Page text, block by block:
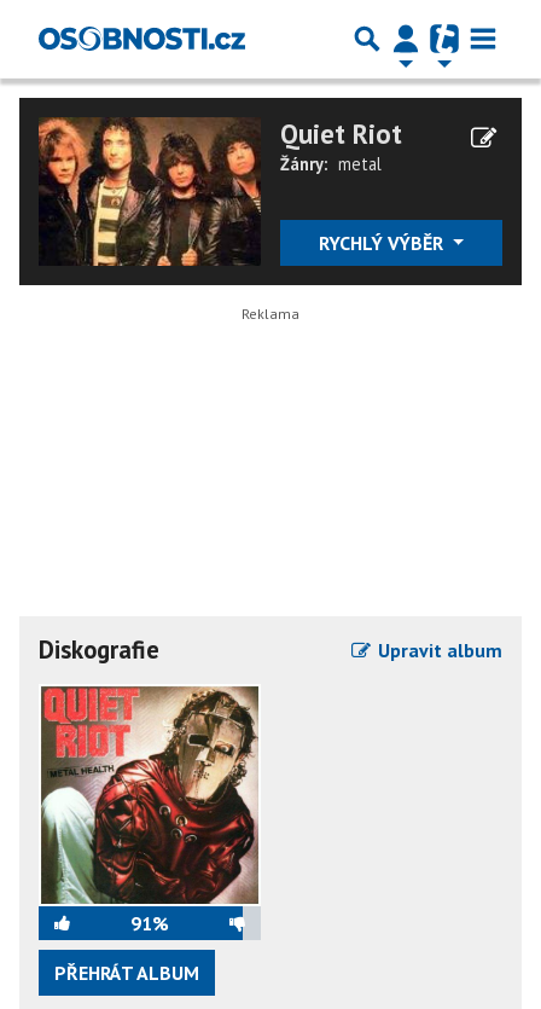
Quiet Riot
Žánry: metal
RYCHLÝ VÝBĚR
Diskografie Upravit album
91%
PŘEHRÁT ALBUM